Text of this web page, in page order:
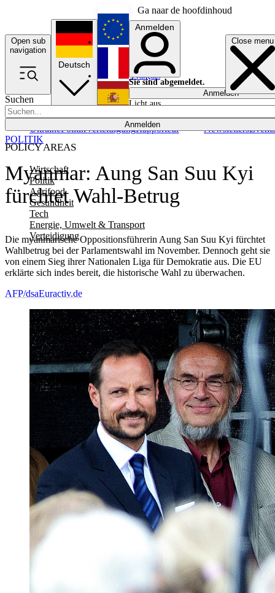
Ga naar de hoofdinhoud
Open sub
navigation
Close menu
Suchen
Anmelden
POLICY AREAS
Wirtschaft
Politik
Agrifood
Gesundheit
Tech
Energie, Umwelt & Transport
Verteidigung
UkrainePolitikVerteidigungRapporteur NewslettersEvents
Deutsch
English
Français
Anmelden
Sie sind abgemeldet.
Anmelden
Licht aus
Myanmar: Aung San Suu Kyi
fürchtet Wahl-Betrug
Die myanmarische Oppositionsführerin Aung San Suu Kyi fürchtet
Wahlbetrug bei der Parlamentswahl im November. Dennoch geht sie
von einem Sieg ihrer Nationalen Liga für Demokratie aus. Die EU
erklärte sich indes bereit, die historische Wahl zu überwachen.
POLITIK
AFP/dsaEuractiv.de